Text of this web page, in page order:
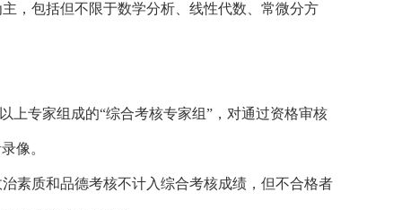
，包括但不限于数学分析、线性代数、常微分方
上专家组成的“综合考核专家组”，对通过资格审核
像。
素质和品德考核不计入综合考核成绩，但不合格者